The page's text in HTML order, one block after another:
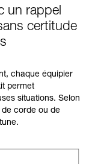
un rappel
certitude
chaque équipier
permet
situations. Selon
corde ou de